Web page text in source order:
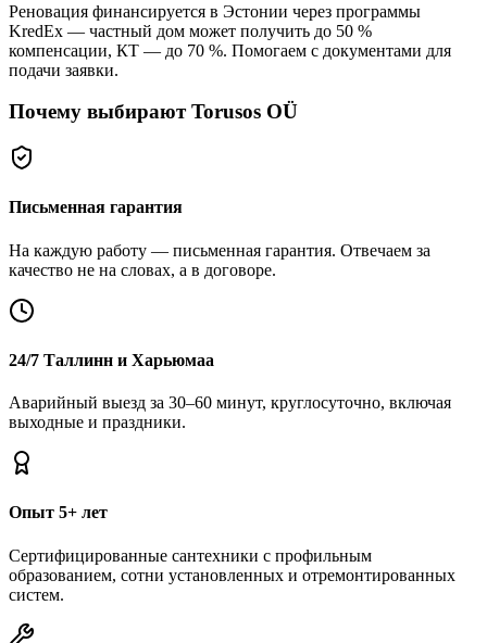
Реновация финансируется в Эстонии через программы
KredEx — частный дом может получить до 50 %
компенсации, КТ — до 70 %. Помогаем с документами для
подачи заявки.
Почему выбирают Torusos OÜ
Письменная гарантия
На каждую работу — письменная гарантия. Отвечаем за
качество не на словах, а в договоре.
24/7 Таллинн и Харьюмаа
Аварийный выезд за 30–60 минут, круглосуточно, включая
выходные и праздники.
Опыт 5+ лет
Сертифицированные сантехники с профильным
образованием, сотни установленных и отремонтированных
систем.